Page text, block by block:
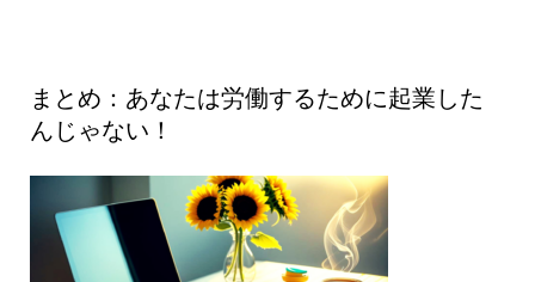
まとめ：あなたは労働するために起業した
んじゃない！